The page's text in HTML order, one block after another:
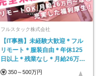
フルスタック株式会社
【IT事務】未経験大歓迎＊フル
リモート＊服装自由＊年休125
日以上＊残業なし＊月給26万円
以上
350～500万円